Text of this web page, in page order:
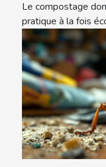
Le compostage
pratique à la fois